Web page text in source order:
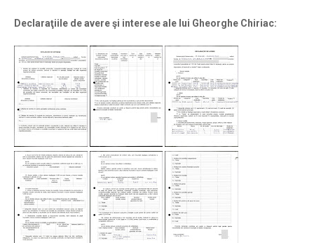
Declaraţiile de avere şi interese ale lui Gheorghe Chiriac: